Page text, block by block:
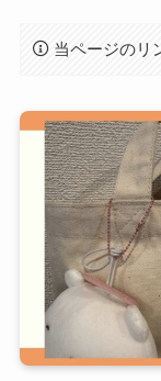
当ページのリ